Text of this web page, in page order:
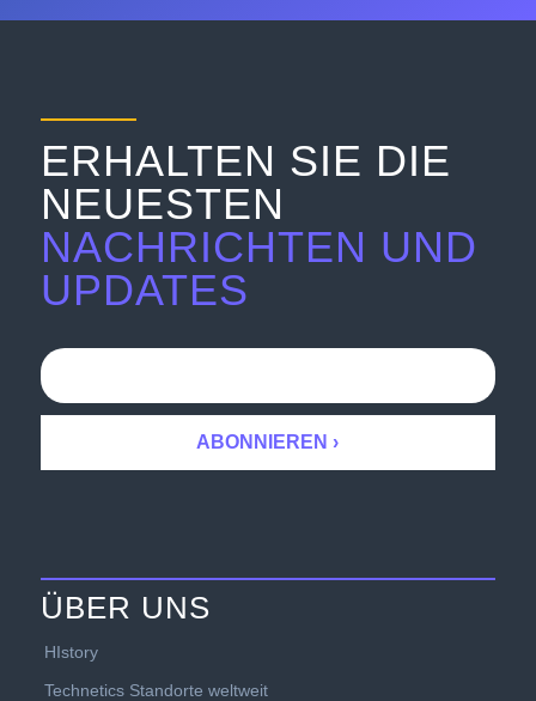
ERHALTEN SIE DIE
NEUESTEN
NACHRICHTEN UND
UPDATES
ÜBER UNS
HIstory
Technetics Standorte weltweit